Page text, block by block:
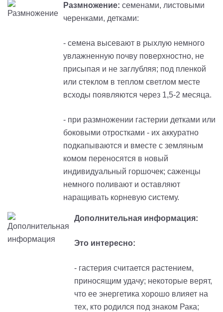
Размножение: семенами, листовыми
черенками, детками:
- семена высевают в рыхлую немного
увлажненную почву поверхностно, не
присыпая и не заглубляя; под пленкой
или стеклом в теплом светлом месте
всходы появляются через 1,5-2 месяца.
- при размножении гастерии детками или
боковыми отростками - их аккуратно
подкапываются и вместе с земляным
комом переносятся в новый
индивидуальный горшочек; саженцы
немного поливают и оставляют
наращивать корневую систему.
Дополнительная информация:
Это интересно:
- гастерия считается растением,
приносящим удачу; некоторые верят,
что ее энергетика хорошо влияет на
тех, кто родился под знаком Рака;